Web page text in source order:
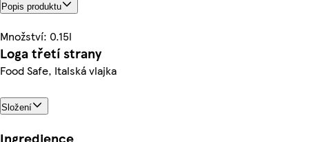
Popis produktu
Množství: 0.15l
Loga třetí strany
Food Safe, Italská vlajka
Složení
Ingredience